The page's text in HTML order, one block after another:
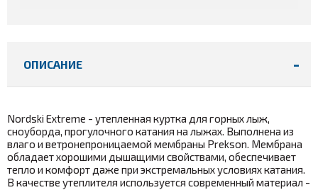
ОПИСАНИЕ
Nordski Extreme - утепленная куртка для горных лыж,
сноуборда, прогулочного катания на лыжах. Выполнена из
влаго и ветронепроницаемой мембраны Prekson. Мембрана
обладает хорошими дышащими свойствами, обеспечивает
тепло и комфорт даже при экстремальных условиях катания.
В качестве утеплителя используется современный материал -